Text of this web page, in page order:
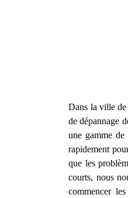
Dans la ville de
de dépannage
une gamme
rapidement
que les
courts, nous
commencer